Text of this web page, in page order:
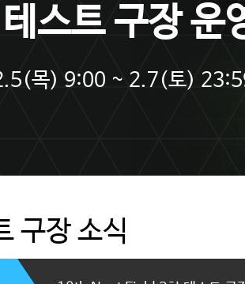
스트 구장 운
목) 9:00 ~ 2.7(토)
구장 소식